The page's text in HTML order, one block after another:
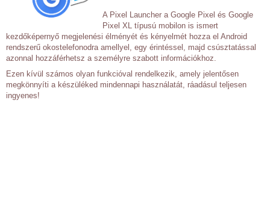
A Pixel Launcher a Google Pixel és Google
Pixel XL típusú mobilon is ismert
kezdőképernyő megjelenési élményét és kényelmét hozza el Android
rendszerű okostelefonodra amellyel, egy érintéssel, majd csúsztatással
azonnal hozzáférhetsz a személyre szabott információkhoz.
Ezen kívül számos olyan funkcióval rendelkezik, amely jelentősen
megkönnyíti a készüléked mindennapi használatát, ráadásul teljesen
ingyenes!